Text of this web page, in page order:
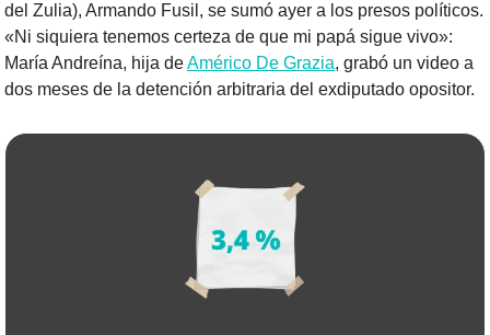
del Zulia), Armando Fusil, se sumó ayer a los presos políticos.
«Ni siquiera tenemos certeza de que mi papá sigue vivo»:
María Andreína, hija de Américo De Grazia, grabó un video a
dos meses de la detención arbitraria del exdiputado opositor.